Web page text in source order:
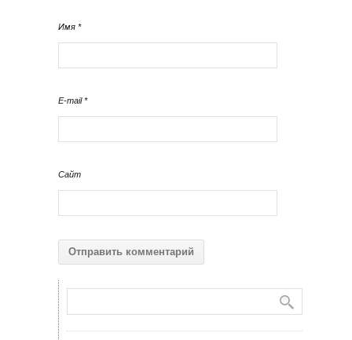
Имя *
E-mail*
Сайт